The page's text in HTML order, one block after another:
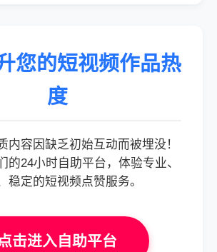
您的短视频作品热
度
内容因缺乏初始互动而被埋没！
的24小时自助平台，体验专业、
稳定的短视频点赞服务。
击进入自助平台